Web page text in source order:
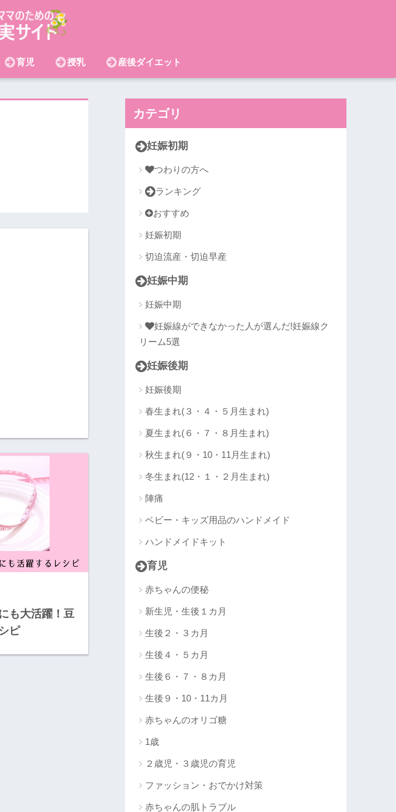
育児 授乳 産後ダイエット
も大活躍！豆
ピ
カテゴリ
妊娠初期
つわりの方へ
ランキング
おすすめ
妊娠初期
切迫流産・切迫早産
妊娠中期
妊娠中期
妊娠線ができなかった人が選んだ!妊娠線ク
リーム5選
妊娠後期
妊娠後期
春生まれ(３・４・５月生まれ)
夏生まれ(６・７・８月生まれ)
秋生まれ(９・10・11月生まれ)
冬生まれ(12・１・２月生まれ)
陣痛
ベビー・キッズ用品のハンドメイド
ハンドメイドキット
育児
赤ちゃんの便秘
新生児・生後１カ月
生後２・３カ月
生後４・５カ月
生後６・７・８カ月
生後９・10・11カ月
赤ちゃんのオリゴ糖
1歳
２歳児・３歳児の育児
ファッション・おでかけ対策
赤ちゃんの肌トラブル